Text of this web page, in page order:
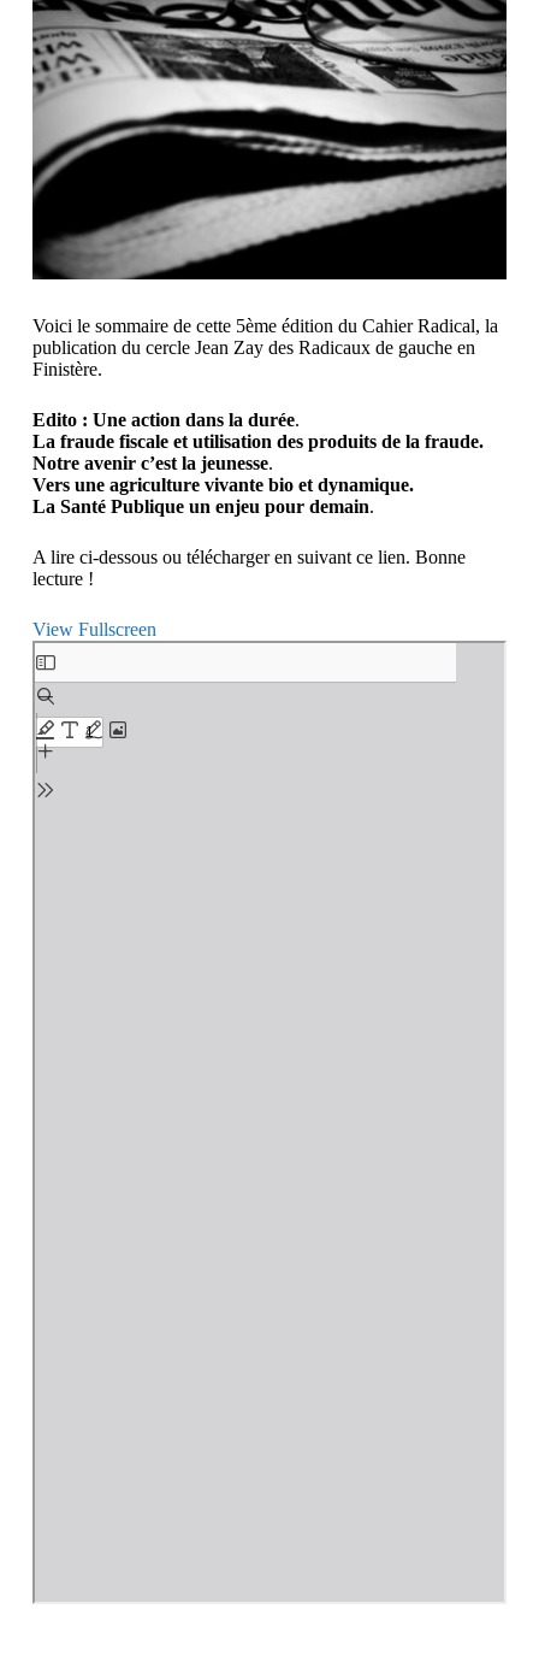
Voici le sommaire de cette 5ème édition du Cahier Radical, la
publication du cercle Jean Zay des Radicaux de gauche en
Finistère.
Edito : Une action dans la durée.
La fraude fiscale et utilisation des produits de la fraude.
Notre avenir c’est la jeunesse.
Vers une agriculture vivante bio et dynamique.
La Santé Publique un enjeu pour demain.
A lire ci-dessous ou télécharger en suivant ce lien. Bonne
lecture !
View Fullscreen
Aller
au
contenu
PDF